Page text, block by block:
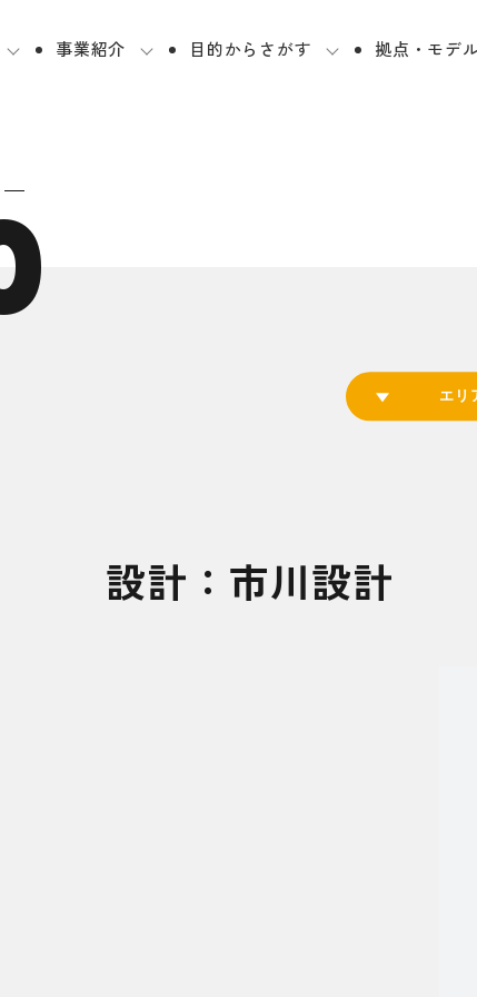
事業紹介 目的からさがす 拠点・モデ
エリ
設計：市川設計